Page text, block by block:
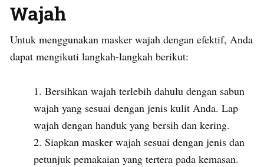
Wajah
Untuk menggunakan masker wajah dengan efektif, Anda
dapat mengikuti langkah-langkah berikut:
Bersihkan wajah terlebih dahulu dengan sabun
wajah yang sesuai dengan jenis kulit Anda. Lap
wajah dengan handuk yang bersih dan kering.
Siapkan masker wajah sesuai dengan jenis dan
petunjuk pemakaian yang tertera pada kemasan.